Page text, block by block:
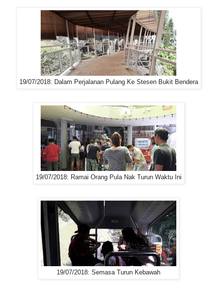
19/07/2018: Dalam Perjalanan Pulang Ke Stesen Bukit Bendera
19/07/2018: Ramai Orang Pula Nak Turun Waktu Ini
19/07/2018: Semasa Turun Kebawah